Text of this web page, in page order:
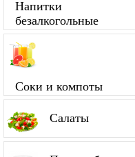
Напитки
безалкогольные
Соки и компоты
Салаты